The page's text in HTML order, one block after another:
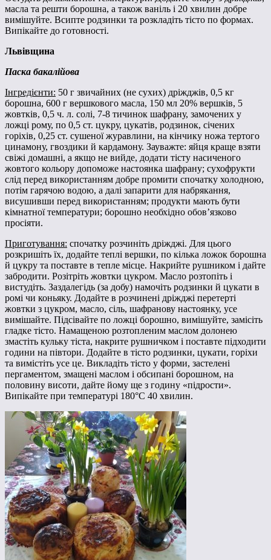
масла та решти борошна, а також ваніль і 20 хвилин добре
вимішуйте. Всипте родзинки та розкладіть тісто по формах.
Випікайте до готовності.
Львівщина
Паска бакалійова
Інгредієнти: 50 г звичайних (не сухих) дріжджів, 0,5 кг
борошна, 600 г вершкового масла, 150 мл 20% вершків, 5
жовтків, 0,5 ч. л. солі, 7-8 тичинок шафрану, замочених у
ложці рому, по 0,5 ст. цукру, цукатів, родзинок, січених
горіхів, 0,25 ст. сушеної журавлини, на кінчику ножа тертого
цинамону, гвоздики й кардамону. Зауважте: яйця краще взяти
свіжі домашні, а якщо не вийде, додати тісту насиченого
жовтого кольору допоможе настоянка шафрану; сухофрукти
слід перед використанням добре промити спочатку холодною,
потім гарячою водою, а далі запарити для набрякання,
висушивши перед використанням; продукти мають бути
кімнатної температури; борошно необхідно обов’язково
просіяти.
Приготування: спочатку розчиніть дріжджі. Для цього
розкришіть їх, додайте теплі вершки, по кілька ложок борошна
й цукру та поставте в тепле місце. Накрийте рушником і дайте
забродити. Розітріть жовтки цукром. Масло розтопіть і
вистудіть. Заздалегідь (за добу) намочіть родзинки й цукати в
ромі чи коньяку. Додайте в розчинені дріжджі перетерті
жовтки з цукром, масло, сіль, шафранову настоянку, усе
вимішайте. Підсівайте по ложці борошно, вимішуйте, замісіть
гладке тісто. Намащеною розтопленим маслом долонею
змастіть кульку тіста, накрите рушничком і поставте підходити
години на півтори. Додайте в тісто родзинки, цукати, горіхи
та вимістіть усе це. Викладіть тісто у форми, застелені
пергаментом, змащені маслом і обсипані борошном, на
половину висоти, дайте йому ще з годину «підрости».
Випікайте при температурі 180°С 40 хвилин.